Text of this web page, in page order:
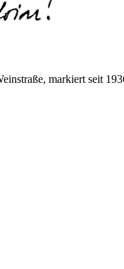
markiert seit